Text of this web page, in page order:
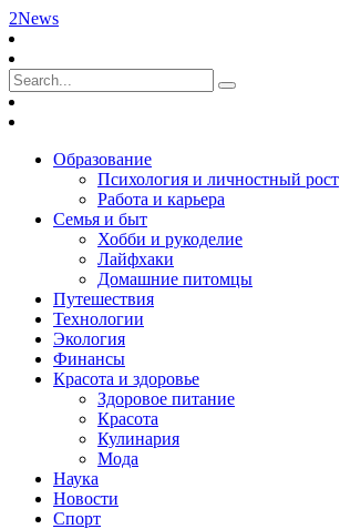
2News
Образование
Психология и личностный рост
Работа и карьера
Семья и быт
Хобби и рукоделие
Лайфхаки
Домашние питомцы
Путешествия
Технологии
Экология
Финансы
Красота и здоровье
Здоровое питание
Красота
Кулинария
Мода
Наука
Новости
Спорт